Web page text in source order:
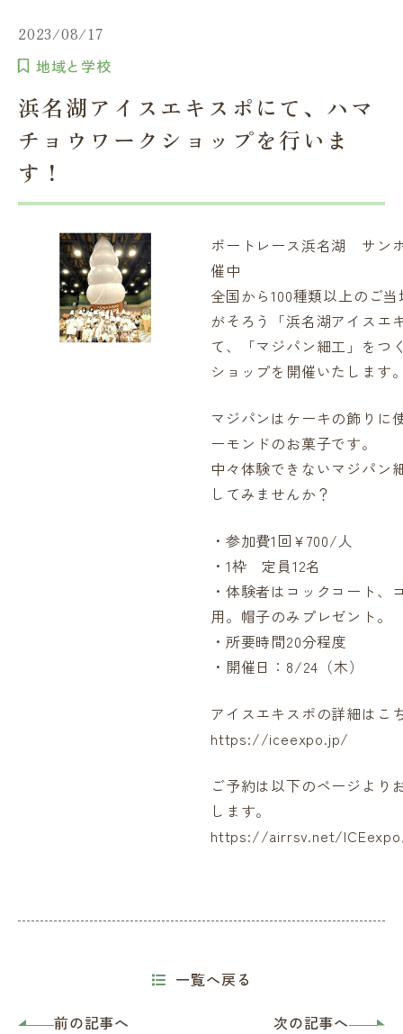
2023/08/17
地域と学校
浜名湖アイスエキスポにて、ハマ
チョウワークショップを行いま
す！
ボートレース浜名湖 サン
催中
全国から100種類以上のご
がそろう「浜名湖アイスエ
て、「マジパン細工」をつ
ショップを開催いたします
マジパンはケーキの飾りに
ーモンドのお菓子です。
中々体験できないマジパン
してみませんか？
・参加費1回¥700/人
・1枠 定員12名
・体験者はコックコート、
用。帽子のみプレゼント。
・所要時間20分程度
・開催日：8/24（木）
アイスエキスポの詳細はこ
https://iceexpo.jp/
ご予約は以下のページより
します。
https://airrsv.net/
前の記事へ
一覧へ戻る
次の記事へ